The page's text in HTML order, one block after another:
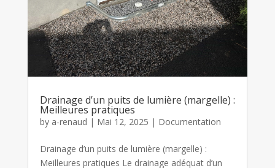
Drainage d’un puits de lumière (margelle) :
Meilleures pratiques
by a-renaud | Mai 12, 2025 | Documentation
Drainage d’un puits de lumière (margelle) :
Meilleures pratiques Le drainage adéquat d’un